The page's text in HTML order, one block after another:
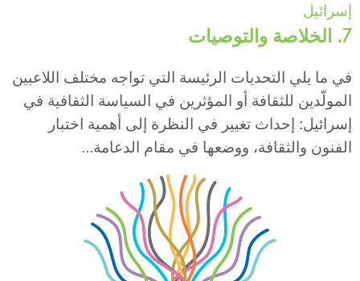
إسرائيل
7. الخلاصة والتوصيات
في ما يلي التحديات الرئيسة التي تواجه مختلف اللاعبين
المولّدين للثقافة أو المؤثرين في السياسة الثقافية في
إسرائيل: إحداث تغيير في النظرة إلى أهمية اختبار
الفنون والثقافة، ووضعها في مقام الدعامة...